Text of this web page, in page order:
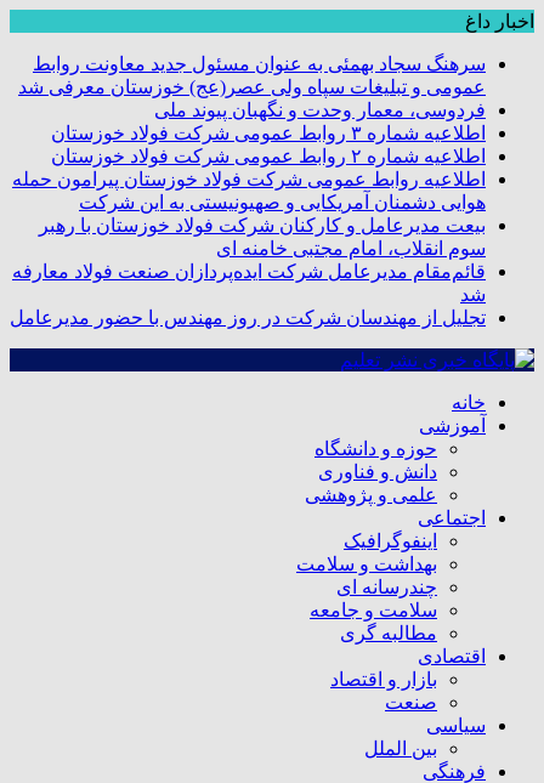
اخبار داغ
سرهنگ سجاد بهمئی به عنوان مسئول جدید معاونت روابط
عمومی و تبلیغات سپاه ولی عصر(عج) خوزستان معرفی شد
فردوسی، معمار وحدت و نگهبان پیوند ملی
اطلاعیه شماره ۳ روابط عمومی شرکت فولاد خوزستان
اطلاعیه شماره ۲ روابط عمومی شرکت فولاد خوزستان
اطلاعیه روابط عمومی شرکت فولاد خوزستان پیرامون حمله
هوایی دشمنان آمریکایی و صهیونیستی به این شرکت
بیعت مدیرعامل و کارکنان شرکت فولاد خوزستان با رهبر
سوم انقلاب، امام مجتبی خامنه ای
قائم‌مقام مدیرعامل شرکت ایده‌پردازان صنعت فولاد معارفه
شد
تجلیل از مهندسان شرکت در روز مهندس با حضور مدیرعامل
خانه
آموزشی
حوزه و دانشگاه
دانش و فناوری
علمی و پژوهشی
اجتماعی
اینفوگرافیک
بهداشت و سلامت
چندرسانه ای
سلامت و جامعه
مطالبه گری
اقتصادی
بازار و اقتصاد
صنعت
سیاسی
بین الملل
فرهنگی